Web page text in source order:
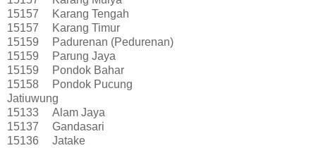
15157
Karang Tengah
15157
Karang Timur
15159
Padurenan (Pedurenan)
15159
Parung Jaya
15159
Pondok Bahar
15158
Pondok Pucung
Jatiuwung
15133
Alam Jaya
15137
Gandasari
15136
Jatake